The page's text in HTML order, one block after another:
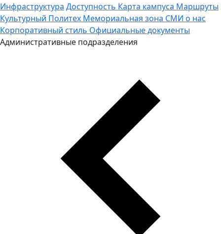
Инфраструктура Доступность Карта кампуса Маршруты
Культурный Политех Мемориальная зона СМИ о нас
Корпоративный стиль Официальные документы
Административные подразделения